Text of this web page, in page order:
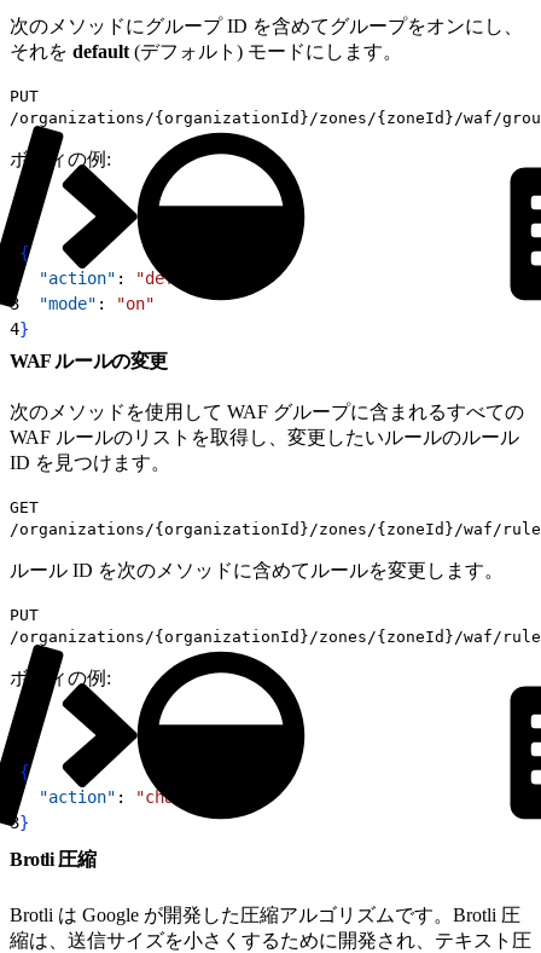
次のメソッドにグループ ID を含めてグループをオンにし、
それを default (デフォルト) モードにします。
PUT
/organizations/{organizationId}/zones/{zoneId}/waf/
ボディの例:
{
  "action"
: "default"
3
  "mode"
:
"on"
4}
WAF ルールの変更
次のメソッドを使用して WAF グループに含まれるすべての
WAF ルールのリストを取得し、変更したいルールのルール
ID を見つけます。
GET
/organizations/{organizationId}/zones/{zoneId}/waf/
ルール ID を次のメソッドに含めてルールを変更します。
PUT
/organizations/{organizationId}/zones/{zoneId}/waf/
ボディの例:
{
  "action"
:
"challenge"
3}
Brotli 圧縮
Brotli は Google が開発した圧縮アルゴリズムです。Brotli 圧
縮は、送信サイズを小さくするために開発され、テキスト圧